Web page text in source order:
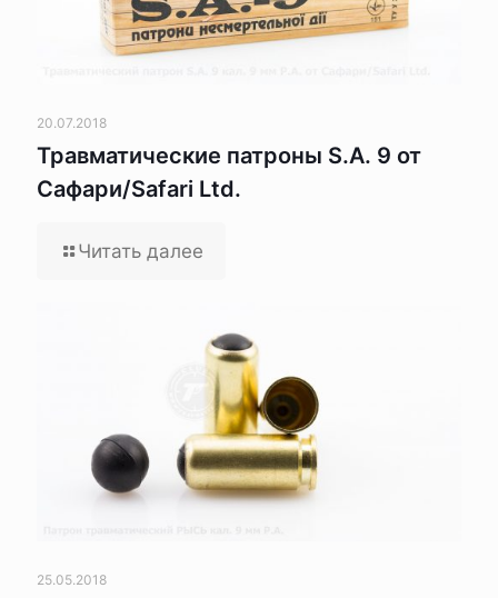
20.07.2018
Травматические патроны S.A. 9 от
Сафари/Safari Ltd.
Читать далее
25.05.2018